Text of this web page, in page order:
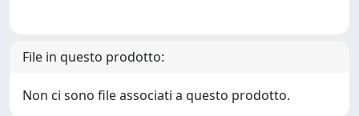
File in questo prodotto:
Non ci sono file associati a questo prodotto.